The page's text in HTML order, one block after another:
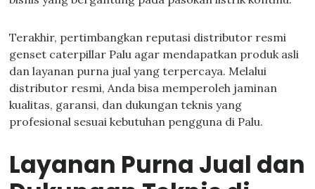
Terakhir, pertimbangkan reputasi distributor resmi
genset caterpillar Palu agar mendapatkan produk asli
dan layanan purna jual yang terpercaya. Melalui
distributor resmi, Anda bisa memperoleh jaminan
kualitas, garansi, dan dukungan teknis yang
profesional sesuai kebutuhan pengguna di Palu.
Layanan Purna Jual dan